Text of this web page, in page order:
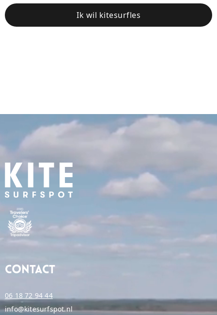
Ik wil kitesurfles
Contact
06 18 72 94 44
info@kitesurfspot.nl